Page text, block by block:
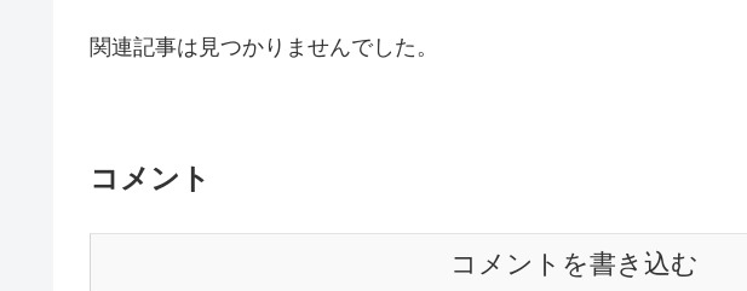
関連記事は見つかりませんでした。
コメント
コメントを書き込む